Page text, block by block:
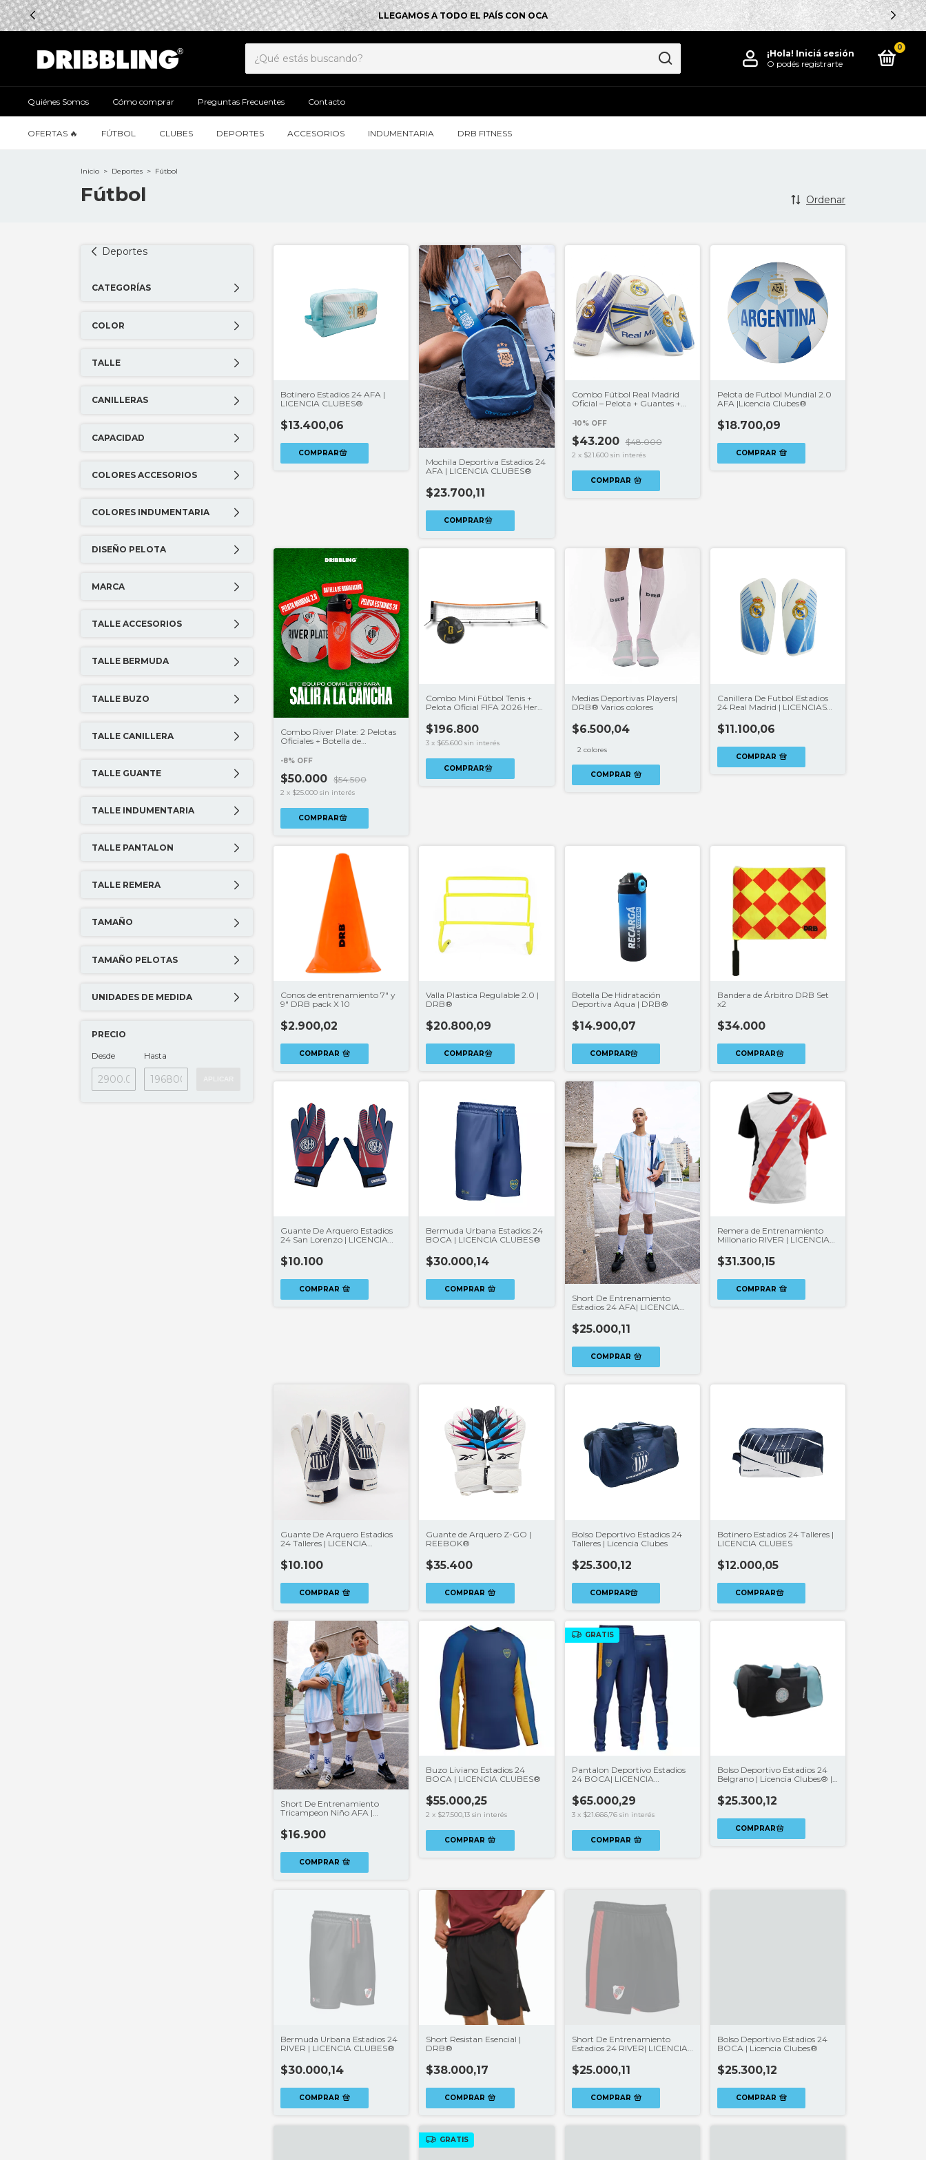
LLEGAMOS A TODO EL PAÍS CON OCA
¡Hola! Iniciá sesión
O podés registrarte
0
Quiénes Somos Cómo comprar Preguntas Frecuentes Contacto
OFERTAS 🔥 FÚTBOL CLUBES DEPORTES ACCESORIOS INDUMENTARIA DRB FITNESS
Inicio > Deportes > Fútbol
Fútbol Ordenar
Deportes
CATEGORÍAS
COLOR
TALLE
CANILLERAS
CAPACIDAD
COLORES ACCESORIOS
COLORES INDUMENTARIA
DISEÑO PELOTA
MARCA
TALLE ACCESORIOS
TALLE BERMUDA
TALLE BUZO
TALLE CANILLERA
TALLE GUANTE
TALLE INDUMENTARIA
TALLE PANTALON
TALLE REMERA
TAMAÑO
TAMAÑO PELOTAS
UNIDADES DE MEDIDA
PRECIO
Desde Hasta
Botinero Estadios 24 AFA |
LICENCIA CLUBES®
$13.400,06
Mochila Deportiva Estadios 24
AFA | LICENCIA CLUBES®
$23.700,11
Combo Fútbol Real Madrid
Oficial – Pelota + Guantes +
Europa
-10% OFF
$43.200 $48.000
2 x $21.600 sin interés
COMPRAR
Pelota de Futbol Mundial 2.0
AFA |Licencia Clubes®
$18.700,09
COMPRAR
Combo River Plate: 2 Pelotas
Oficiales + Botella de
-8% OFF
$50.000 $54.500
2 x $25.000 sin interés
Combo Mini Fútbol Tenis +
Pelota Oficial FIFA 2026 Hero |
$196.800
3 x $65.600 sin interés
Medias Deportivas Players|
DRB® Varios colores
$6.500,04
2 colores
COMPRAR
Canillera De Futbol Estadios
24 Real Madrid | LICENCIAS
$11.100,06
COMPRAR
Conos de entrenamiento 7" y
9" DRB pack X 10
$2.900,02
COMPRAR
Valla Plastica Regulable 2.0 |
DRB®
$20.800,09
Botella De Hidratación
Deportiva Aqua | DRB®
$14.900,07
Bandera de Árbitro DRB Set
x2
$34.000
Guante De Arquero Estadios
24 San Lorenzo | LICENCIA
$10.100
COMPRAR
Bermuda Urbana Estadios 24
BOCA | LICENCIA CLUBES®
$30.000,14
COMPRAR
Short De Entrenamiento
Estadios 24 AFA| LICENCIA
$25.000,11
COMPRAR
Remera de Entrenamiento
Millonario RIVER | LICENCIA
$31.300,15
COMPRAR
Guante De Arquero Estadios
24 Talleres | LICENCIA
$10.100
COMPRAR
Guante de Arquero Z-GO |
REEBOK®
$35.400
COMPRAR
Bolso Deportivo Estadios 24
Talleres | Licencia Clubes
$25.300,12
Botinero Estadios 24 Talleres |
LICENCIA CLUBES
$12.000,05
Short De Entrenamiento
Tricampeon Niño AFA |
$16.900
COMPRAR
Buzo Liviano Estadios 24
BOCA | LICENCIA CLUBES®
$55.000,25
2 x $27.500,13 sin interés
COMPRAR
GRATIS
Pantalon Deportivo Estadios
24 BOCA| LICENCIA
$65.000,29
3 x $21.666,76 sin interés
COMPRAR
Bolso Deportivo Estadios 24
Belgrano | Licencia Clubes® |
$25.300,12
Bermuda Urbana Estadios 24
RIVER | LICENCIA CLUBES®
$30.000,14
COMPRAR
Short Resistan Esencial |
DRB®
$38.000,17
COMPRAR
Short De Entrenamiento
Estadios 24 RIVER| LICENCIA
$25.000,11
COMPRAR
Bolso Deportivo Estadios 24
BOCA | Licencia Clubes®
$25.300,12
COMPRAR
GRATIS